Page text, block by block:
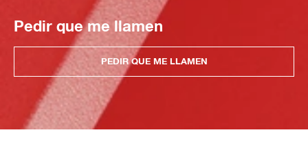
Pedir que me llamen
PEDIR QUE ME LLAMEN